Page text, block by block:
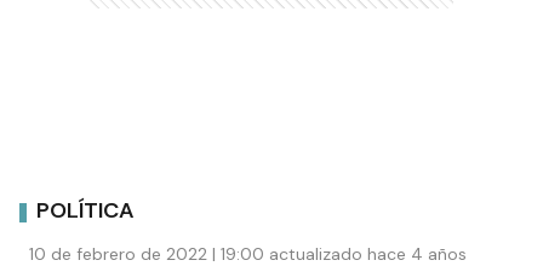
POLÍTICA
10 de febrero de 2022 | 19:00 actualizado hace 4 años